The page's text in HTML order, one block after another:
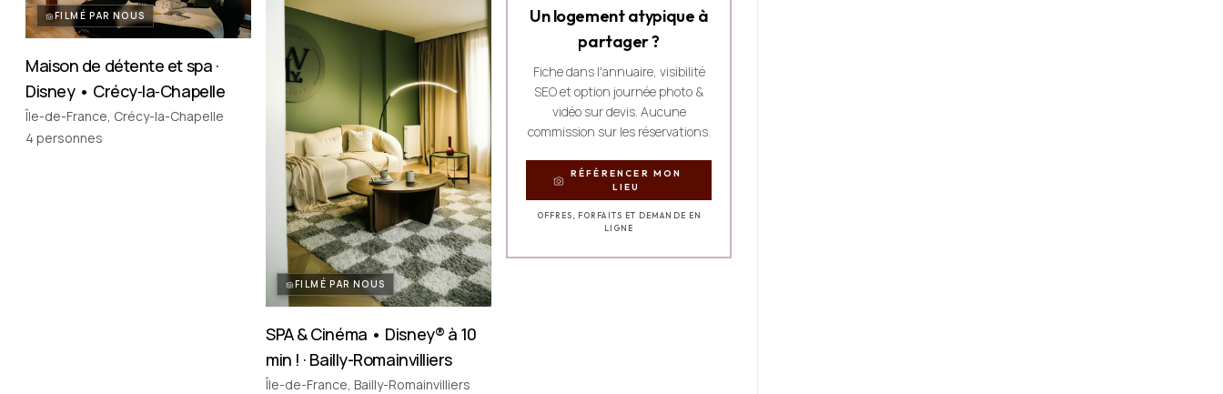
FILMÉ PAR NOUS
Maison de détente et spa ·
Disney • Crécy‑la‑Chapelle
Île-de-France, Crécy-la-Chapelle
4 personnes
FILMÉ PAR NOUS
SPA & Cinéma • Disney® à 10
min ! · Bailly-Romainvilliers
Île-de-France, Bailly-Romainvilliers
Un logement atypique à
partager ?
Fiche dans l'annuaire, visibilité
SEO et option journée photo &
vidéo sur devis. Aucune
commission sur les réservations.
RÉFÉRENCER MON
LIEU
OFFRES, FORFAITS ET DEMANDE EN
LIGNE